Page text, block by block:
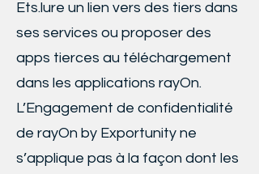
Ets.lure un lien vers des tiers dans
ses services ou proposer des
apps tierces au téléchargement
dans les applications rayOn.
L’Engagement de confidentialité
de rayOn by Exportunity ne
s’applique pas à la façon dont les